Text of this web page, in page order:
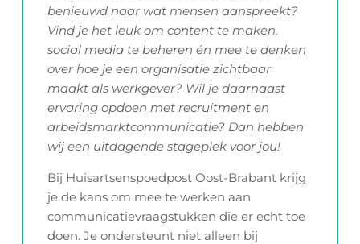
OVER ONS
VACATURES
VERHALEN
VEELGESTELDE VRAGEN
benieuwd naar wat mensen aanspreekt?
Vind je het leuk om content te maken,
social media te beheren én mee te denken
over hoe je een organisatie zichtbaar
maakt als werkgever? Wil je daarnaast
ervaring opdoen met recruitment en
arbeidsmarktcommunicatie? Dan hebben
wij een uitdagende stageplek voor jou!
Bij Huisartsenspoedpost Oost-Brabant krijg
je de kans om mee te werken aan
communicatievraagstukken die er echt toe
doen. Je ondersteunt niet alleen bij